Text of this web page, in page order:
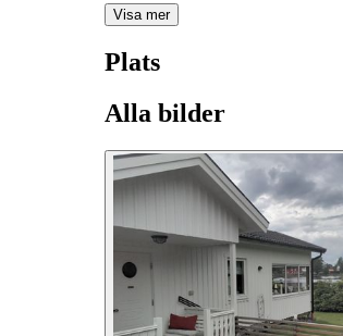
Visa mer
Plats
Alla bilder